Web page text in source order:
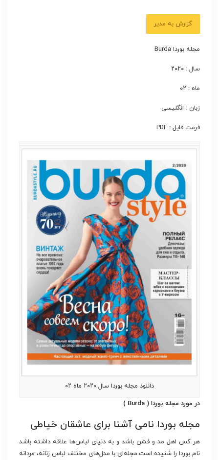
گزارش به مدیر
مجله بوردا Burda
سال : ۲۰۲۰
ماه : ۰۲
زبان : انگلیسی
فرمت فایل : PDF
دانلود مجله بوردا سال ۲۰۲۰ ماه ۰۲
در مورد مجله بوردا ( Burda )
مجله بوردا نامی آشنا برای عاشقان خیاطی
هر کس اهل مد و فشن باشد و به دنیای لباس‌ها علاقه داشته باشد
نام بوردا را شنیده است.مجله‌ای با مدل‌های مختلف لباس زنانه، مردانه